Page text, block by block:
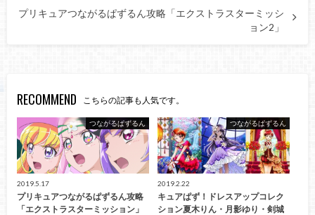
プリキュアつながるぱずるん攻略「エクストラスターミッシ
ョン2」
RECOMMEND こちらの記事も人気です。
つながるぱずるん
2019.5.17
プリキュアつながるぱずるん攻略
「エクストラスターミッション」
つながるぱずるん
2019.2.22
キュアぱず！ドレスアップコレク
ション夏木りん・月影ゆり・剣城